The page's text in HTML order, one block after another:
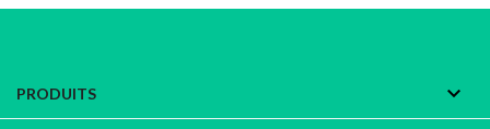
PRODUITS 